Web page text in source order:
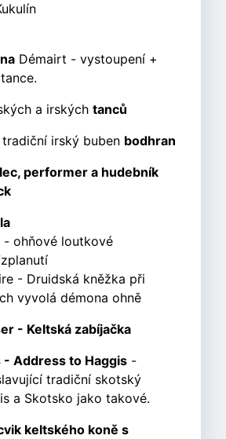
Démairt - vystoupení +
a irských tanců
tradiční irský buben bodhran
performer a hudebník
- ohňové loutkové
- Druidská kněžka při
vyvolá démona ohně
- Keltská zabíjačka
- Address to Haggis -
tradiční skotský
a Skotsko jako takové.
keltského koně s